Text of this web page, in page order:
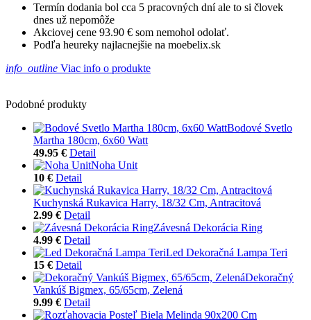
Termín dodania bol cca 5 pracovných dní ale to si človek
dnes už nepomôže
Akciovej cene 93.90 € som nemohol odolať.
Podľa heureky najlacnejšie na moebelix.sk
info_outline Viac info o produkte
Podobné produkty
Bodové Svetlo
Martha 180cm, 6x60 Watt
49.95 € Detail
Noha Unit
10 € Detail
Kuchynská Rukavica Harry, 18/32 Cm, Antracitová
2.99 € Detail
Závesná Dekorácia Ring
4.99 € Detail
Led Dekoračná Lampa Teri
15 € Detail
Dekoračný
Vankúš Bigmex, 65/65cm, Zelená
9.99 € Detail